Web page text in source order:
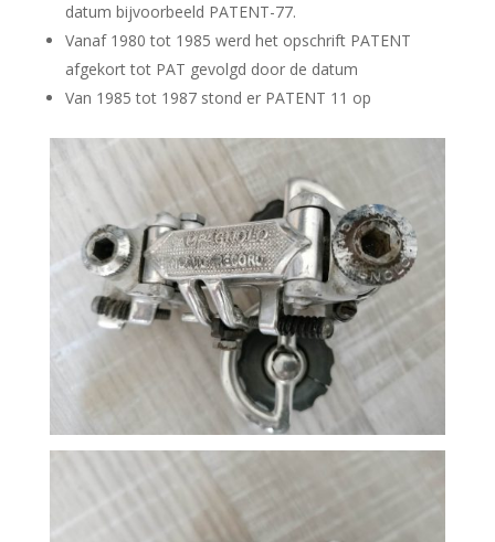
datum bijvoorbeeld PATENT-77.
Vanaf 1980 tot 1985 werd het opschrift PATENT
afgekort tot PAT gevolgd door de datum
Van 1985 tot 1987 stond er PATENT 11 op